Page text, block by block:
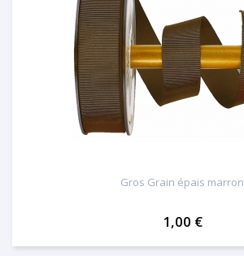
Gros Grain épais marron
1,00 €